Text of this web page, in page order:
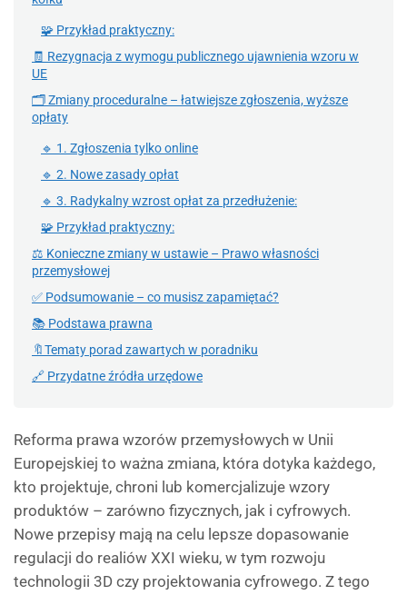
🧩 Przykład praktyczny:
🧾 Rezygnacja z wymogu publicznego ujawnienia wzoru w
UE
🗂 Zmiany proceduralne – łatwiejsze zgłoszenia, wyższe
opłaty
🔹 1. Zgłoszenia tylko online
🔹 2. Nowe zasady opłat
🔹 3. Radykalny wzrost opłat za przedłużenie:
🧩 Przykład praktyczny:
⚖️ Konieczne zmiany w ustawie – Prawo własności
przemysłowej
✅ Podsumowanie – co musisz zapamiętać?
📚 Podstawa prawna
🔖Tematy porad zawartych w poradniku
🔗 Przydatne źródła urzędowe
Reforma prawa wzorów przemysłowych w Unii
Europejskiej to ważna zmiana, która dotyka każdego,
kto projektuje, chroni lub komercjalizuje wzory
produktów – zarówno fizycznych, jak i cyfrowych.
Nowe przepisy mają na celu lepsze dopasowanie
regulacji do realiów XXI wieku, w tym rozwoju
technologii 3D czy projektowania cyfrowego. Z tego